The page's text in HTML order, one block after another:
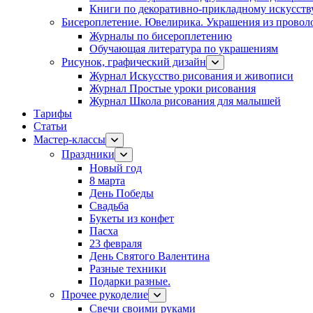
Книги по декоративно-прикладному
Бисероплетение. Ювелирика. Украшения из
Журналы по бисероплетению
Обучающая литература по украшениям
Рисунок, графический дизайн
Журнал Искусство рисования и живописи
Журнал Простые уроки рисования
Журнал Школа рисования для малышей
Тарифы
Статьи
Мастер-классы
Праздники
Новый год
8 марта
День Победы
Свадьба
Букеты из конфет
Пасха
23 февраля
День Святого Валентина
Разные техники
Подарки разные.
Прочее рукоделие
Свечи своими руками